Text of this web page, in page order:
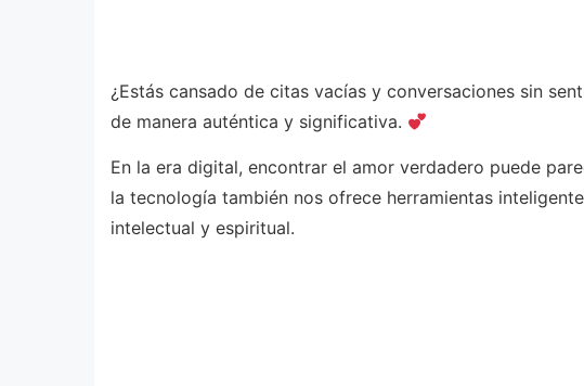
¿Estás cansado de citas vacías y conversaciones sin
de manera auténtica y significativa.
En la era digital, encontrar el amor verdadero puede
la tecnología también nos ofrece herramientas
intelectual y espiritual.